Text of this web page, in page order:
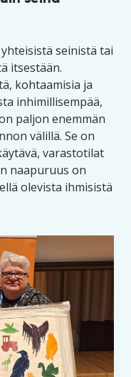
seinistä tai
itsestään.
kohtaamisia ja
inhimillisempää,
paljon enemmän
välillä. Se on
varastotilat
naapuruus on
olevista ihmisistä